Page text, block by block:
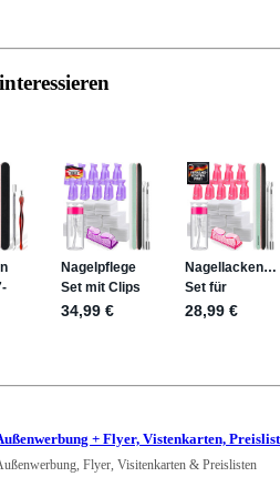
+ Flyer, Vistenkarten,
Flyer, Visitenkarten & Preislisten